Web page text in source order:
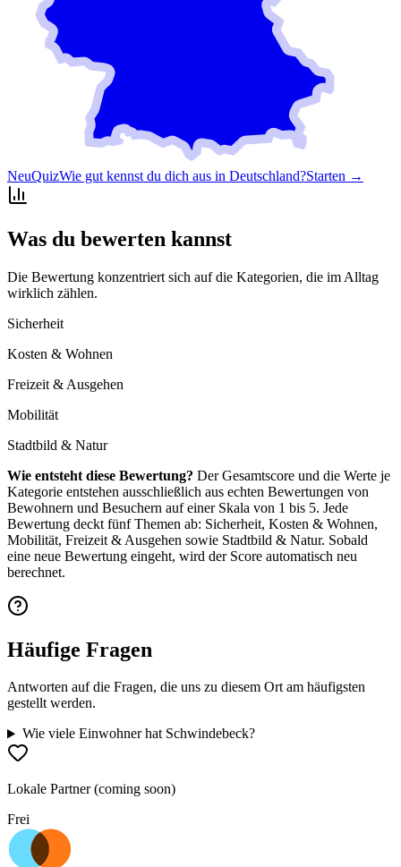
NeuQuizWie gut kennst du dich aus in Deutschland?Starten →
Was du bewerten kannst
Die Bewertung konzentriert sich auf die Kategorien, die im Alltag
wirklich zählen.
Sicherheit
Kosten & Wohnen
Freizeit & Ausgehen
Mobilität
Stadtbild & Natur
Wie entsteht diese Bewertung? Der Gesamtscore und die Werte je
Kategorie entstehen ausschließlich aus echten Bewertungen von
Bewohnern und Besuchern auf einer Skala von 1 bis 5. Jede
Bewertung deckt fünf Themen ab: Sicherheit, Kosten & Wohnen,
Mobilität, Freizeit & Ausgehen sowie Stadtbild & Natur. Sobald
eine neue Bewertung eingeht, wird der Score automatisch neu
berechnet.
Häufige Fragen
Antworten auf die Fragen, die uns zu diesem Ort am häufigsten
gestellt werden.
Wie viele Einwohner hat Schwindebeck?
Lokale Partner (coming soon)
Frei